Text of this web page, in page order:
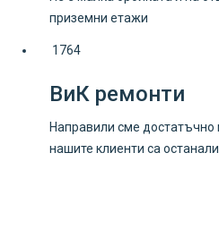
приземни етажи
1764
ВиК ремонти
Направили сме достатъчно
нашите клиенти са